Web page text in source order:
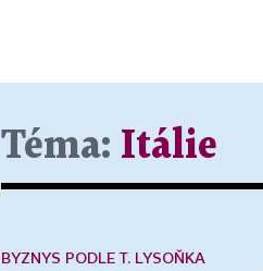
Téma: Itálie
BYZNYS PODLE T. LYSOŇKA